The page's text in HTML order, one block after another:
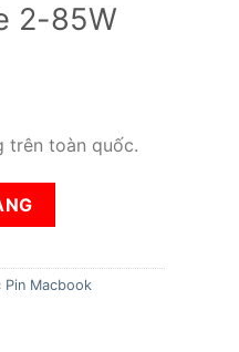
2-85W
trên toàn quốc.
Pin Macbook